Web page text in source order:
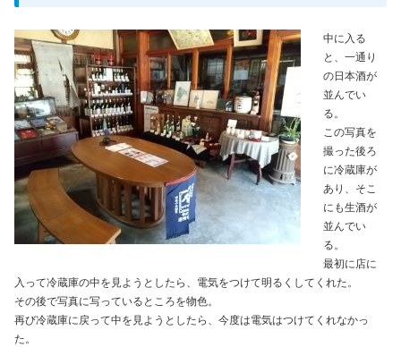
中に入る
と、一通り
の日本酒が
並んでい
る。
この写真を
撮った後ろ
に冷蔵庫が
あり、そこ
にも生酒が
並んでい
る。
最初に店に
入って冷蔵庫の中を見ようとしたら、電気をつけて明るくしてくれた。
その後で写真に写っているところを物色。
再び冷蔵庫に戻って中を見ようとしたら、今度は電気はつけてくれなかっ
た。